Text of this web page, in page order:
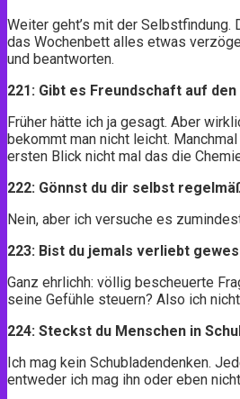
Weiter geht’s mit der Selbstfindung.
das Wochenbett alles etwas
und beantworten.
221: Gibt es Freundschaft auf
Früher hätte ich ja gesagt. Aber
bekommt man nicht leicht.
ersten Blick nicht mal das die
222: Gönnst du dir selbst
Nein, aber ich versuche es
223: Bist du jemals verliebt
Ganz ehrlichh: völlig bescheuerte
seine Gefühle steuern? Also ich
224: Steckst du Menschen in
Ich mag kein Schubladendenken.
entweder ich mag ihn oder eben